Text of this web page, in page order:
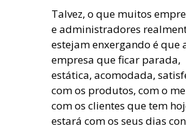
Talvez, o que muitos
e administradores
estejam enxergando é que
empresa que ficar parada,
estática, acomodada,
com os produtos, com o
com os clientes que tem
estará com os seus dias